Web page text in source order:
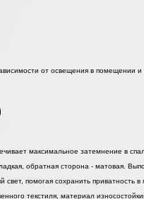
от освещения в помещении
максимальное затемнение в
обратная сторона - матовая.
помогая сохранить
текстиля, материал